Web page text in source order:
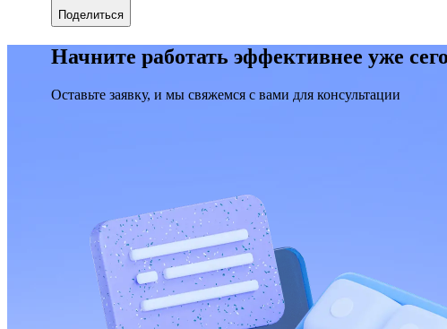
Поделиться
Начните работать эффективнее уже
Оставьте заявку, и мы свяжемся с вами для консультации